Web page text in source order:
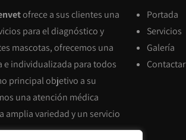
ofrece a sus clientes una
para el diagnóstico y
mascotas, ofrecemos una
e individualizada para todos
principal objetivo a su
una atención médica
amplia variedad y un servicio
Portada
Servicios
Galería
Contactar